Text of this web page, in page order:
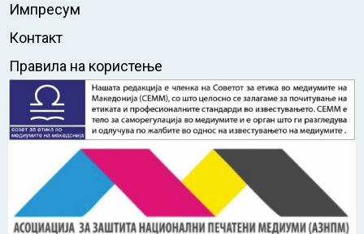
Импресум
Контакт
Правила на користење